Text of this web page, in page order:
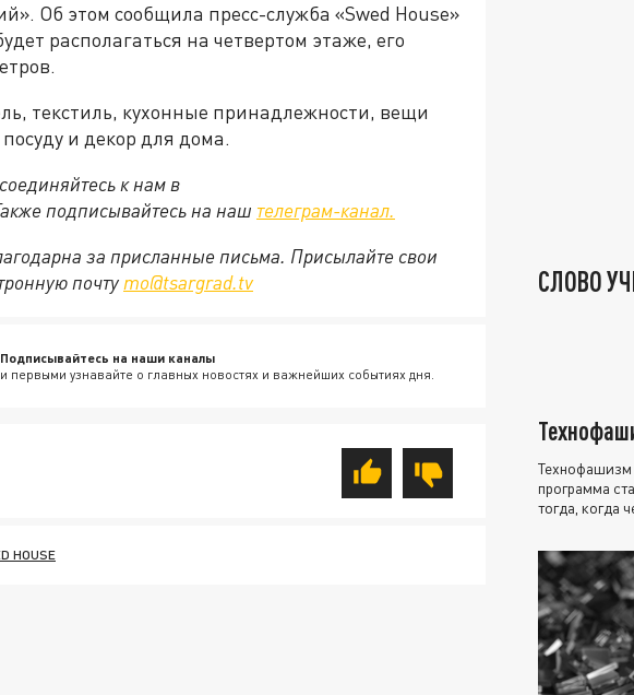
Об этом сообщила пресс-служба «Swed House»
располагаться на четвертом этаже, его
текстиль, кухонные принадлежности, вещи
и декор для дома.
к нам в
подписывайтесь на наш телеграм-канал.
за присланные письма. Присылайте свои
почту mo@tsargrad.tv
Подписывайтесь на наши каналы
и первыми узнавайте о главных новостях и важнейших событиях дня.
HOUSE
СЛОВО
Технофашизм
программа
тогда, когда